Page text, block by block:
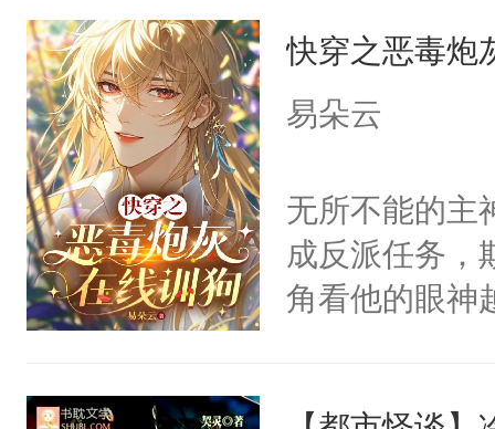
用见人，因为
言神龙见首不
名蛇蛇，跟人
不知道，那小
头，魔尊墨宴
宴：柳折枝你
们竟然欺负
快穿之恶毒炮
易朵云
无所不能的主
成反派任务，
角看他的眼